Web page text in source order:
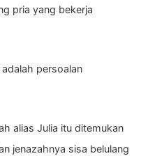
pria yang bekerja
persoalan
alias Julia itu ditemukan
jenazahnya sisa belulang